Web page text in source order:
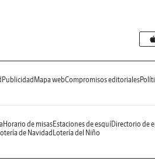
Publicidad Mapa webCompromisos editoriales
Horario de misasEstaciones de esquíDirectorio de
de Navidad Lotería del Niño